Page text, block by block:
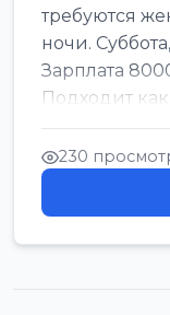
требуются
ночи.
Зарплата
Подходит
г...
230